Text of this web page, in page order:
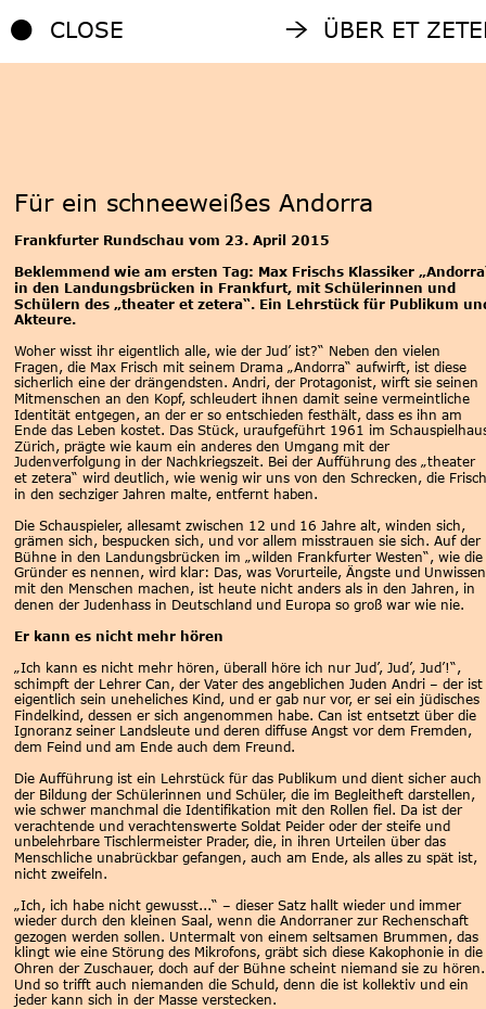
CLOSE ÜBER ET
Für ein schneeweißes Andorra
Frankfurter Rundschau vom 23. April 2015
Beklemmend wie am ersten Tag: Max Frischs Klassiker
in den Landungsbrücken in Frankfurt, mit Schülerinnen und
Schülern des „theater et zetera“. Ein Lehrstück für Publikum
Akteure.
Woher wisst ihr eigentlich alle, wie der Jud’ ist?“ Neben den vielen
Fragen, die Max Frisch mit seinem Drama „Andorra“ aufwirft, ist diese
sicherlich eine der drängendsten. Andri, der Protagonist, wirft sie seinen
Mitmenschen an den Kopf, schleudert ihnen damit seine vermeintliche
Identität entgegen, an der er so entschieden festhält, dass es ihn am
Ende das Leben kostet. Das Stück, uraufgeführt 1961 im
Zürich, prägte wie kaum ein anderes den Umgang mit der
Judenverfolgung in der Nachkriegszeit. Bei der Aufführung des „theater
et zetera“ wird deutlich, wie wenig wir uns von den Schrecken, die
in den sechziger Jahren malte, entfernt haben.
Die Schauspieler, allesamt zwischen 12 und 16 Jahre alt, winden sich,
grämen sich, bespucken sich, und vor allem misstrauen sie sich. Auf der
Bühne in den Landungsbrücken im „wilden Frankfurter Westen“, wie die
Gründer es nennen, wird klar: Das, was Vorurteile, Ängste und
mit den Menschen machen, ist heute nicht anders als in den Jahren, in
denen der Judenhass in Deutschland und Europa so groß war wie nie.
Er kann es nicht mehr hören
„Ich kann es nicht mehr hören, überall höre ich nur Jud’, Jud’, Jud’!“,
schimpft der Lehrer Can, der Vater des angeblichen Juden Andri – der ist
eigentlich sein uneheliches Kind, und er gab nur vor, er sei ein jüdisches
Findelkind, dessen er sich angenommen habe. Can ist entsetzt über die
Ignoranz seiner Landsleute und deren diffuse Angst vor dem Fremden,
dem Feind und am Ende auch dem Freund.
Die Aufführung ist ein Lehrstück für das Publikum und dient sicher auch
der Bildung der Schülerinnen und Schüler, die im Begleitheft darstellen,
wie schwer manchmal die Identifikation mit den Rollen fiel. Da ist der
verachtende und verachtenswerte Soldat Peider oder der steife und
unbelehrbare Tischlermeister Prader, die, in ihren Urteilen über das
Menschliche unabrückbar gefangen, auch am Ende, als alles zu spät ist,
nicht zweifeln.
„Ich, ich habe nicht gewusst...“ – dieser Satz hallt wieder und immer
wieder durch den kleinen Saal, wenn die Andorraner zur Rechenschaft
gezogen werden sollen. Untermalt von einem seltsamen Brummen, das
klingt wie eine Störung des Mikrofons, gräbt sich diese Kakophonie in die
Ohren der Zuschauer, doch auf der Bühne scheint niemand sie zu
Und so trifft auch niemanden die Schuld, denn die ist kollektiv und ein
jeder kann sich in der Masse verstecken.
ÜBER ET
CLOSE